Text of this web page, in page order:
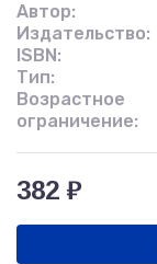
Автор:
Издательство:
ISBN:
Тип:
Возрастное
ограничение:
382 ₽